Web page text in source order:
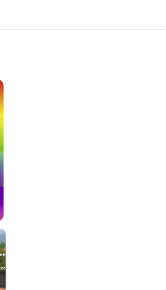
Abwechslung, Bewerbung, Nebenjob, Bezahlung, hohes Gehalt, Pflegejob, Pflege,
Arbeitssuche, ambulante Pflege, Studentenjob, Studijob, Studierendenjob,